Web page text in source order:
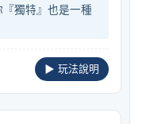
『獨特』也是一種
▶ 玩法說明